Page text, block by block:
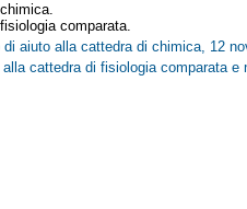
comparata.
aiuto alla cattedra di chimica, 12
cattedra di fisiologia comparata